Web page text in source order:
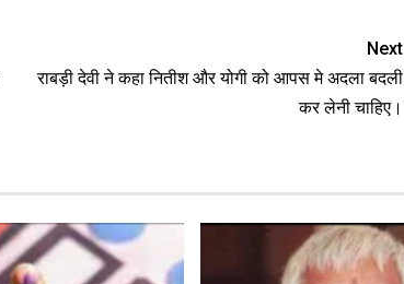
Next
राबड़ी देवी ने कहा नितीश और योगी को आपस मे अदला बदली
कर लेनी चाहिए।